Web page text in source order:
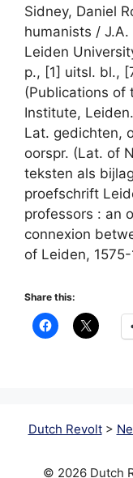
Sidney, Daniel
humanists /
Leiden
p., [1] uitsl. bl.,
(Publications of
Institute,
Lat. gedichten,
oorspr. (Lat. of
teksten als
proefschrift
professors : an
connexion
of Leiden,
Share this:
Dutch Revolt>
© 2026 Dutch